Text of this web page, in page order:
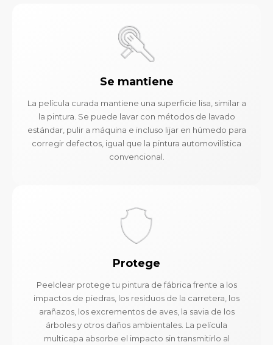
Se mantiene
La película curada mantiene una superficie lisa, similar a
la pintura. Se puede lavar con métodos de lavado
estándar, pulir a máquina e incluso lijar en húmedo para
corregir defectos, igual que la pintura automovilística
convencional.
Protege
Peelclear protege tu pintura de fábrica frente a los
impactos de piedras, los residuos de la carretera, los
arañazos, los excrementos de aves, la savia de los
árboles y otros daños ambientales. La película
multicapa absorbe el impacto sin transmitirlo al